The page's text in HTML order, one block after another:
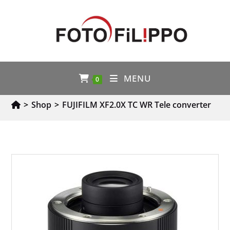
0 MENU
> Shop > FUJIFILM XF2.0X TC WR Tele converter